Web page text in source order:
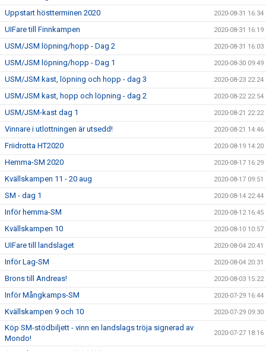
Uppstart höstterminen 2020 2020-08-31 16:34
UIFare till Finnkampen 2020-08-31 16:19
USM/JSM löpning/hopp - Dag 2 2020-08-31 16:03
USM/JSM löpning/hopp - Dag 1 2020-08-30 09:49
USM/JSM kast, löpning och hopp - dag 3 2020-08-23 22:24
USM/JSM kast, hopp och löpning - dag 2 2020-08-22 22:54
USM/JSM-kast dag 1 2020-08-21 22:22
Vinnare i utlottningen är utsedd! 2020-08-21 14:46
Friidrotta HT2020 2020-08-19 14:20
Hemma-SM 2020 2020-08-17 16:29
Kvällskampen 11 - 20 aug 2020-08-17 09:51
SM - dag 1 2020-08-14 22:44
Inför hemma-SM 2020-08-12 16:45
Kvällskampen 10 2020-08-10 10:57
UIFare till landslaget 2020-08-04 20:41
Inför Lag-SM 2020-08-04 20:31
Brons till Andreas! 2020-08-03 15:22
Inför Mångkamps-SM 2020-07-29 16:44
Kvällskampen 9 och 10 2020-07-29 09:30
Köp SM-stödbiljett - vinn en landslags tröja signerad av
Mondo!
2020-07-27 18:16